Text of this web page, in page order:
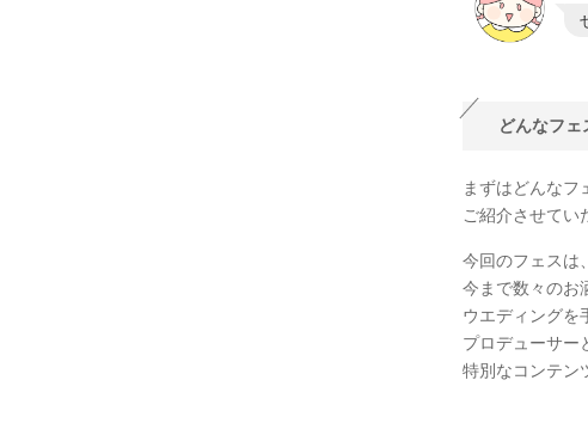
どんなフェ
まずはどんなフ
ご紹介させてい
今回のフェスは、
今まで数々のお
ウエディングを
プロデューサー
特別なコンテン